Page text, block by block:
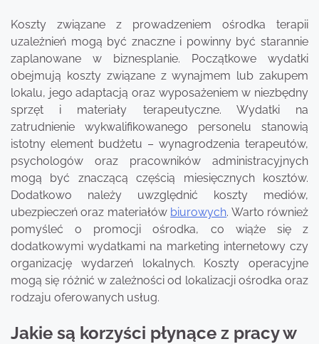
Koszty związane z prowadzeniem ośrodka terapii
uzależnień mogą być znaczne i powinny być starannie
zaplanowane w biznesplanie. Początkowe wydatki
obejmują koszty związane z wynajmem lub zakupem
lokalu, jego adaptacją oraz wyposażeniem w niezbędny
sprzęt i materiały terapeutyczne. Wydatki na
zatrudnienie wykwalifikowanego personelu stanowią
istotny element budżetu – wynagrodzenia terapeutów,
psychologów oraz pracowników administracyjnych
mogą być znaczącą częścią miesięcznych kosztów.
Dodatkowo należy uwzględnić koszty mediów,
ubezpieczeń oraz materiałów biurowych. Warto również
pomyśleć o promocji ośrodka, co wiąże się z
dodatkowymi wydatkami na marketing internetowy czy
organizację wydarzeń lokalnych. Koszty operacyjne
mogą się różnić w zależności od lokalizacji ośrodka oraz
rodzaju oferowanych usług.
Jakie są korzyści płynące z pracy w